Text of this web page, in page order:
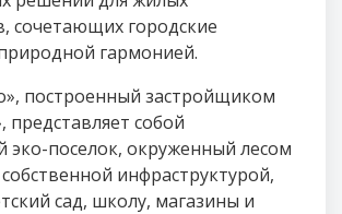
сочетающих городские
гармонией.
построенный застройщиком
представляет собой
эко-поселок, окруженный лесом
инфраструктурой,
сад, школу, магазины и